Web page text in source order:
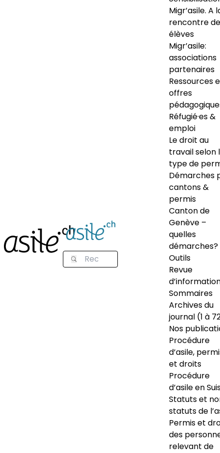
Migr’asile. A
rencontre
élèves
Migr’asile:
associations
partenaires
Ressources
offres
Réfugié·es &
emploi
Le droit au
travail selon
type de
Démarches
cantons &
permis
Canton de
Genève –
quelles
démarches?
Outils
Revue
Sommaires
Archives du
journal (1 à
Nos
Procédure
d’asile,
et droits
Procédure
d’asile en
Statuts et
statuts de
Permis et
des
relevant de